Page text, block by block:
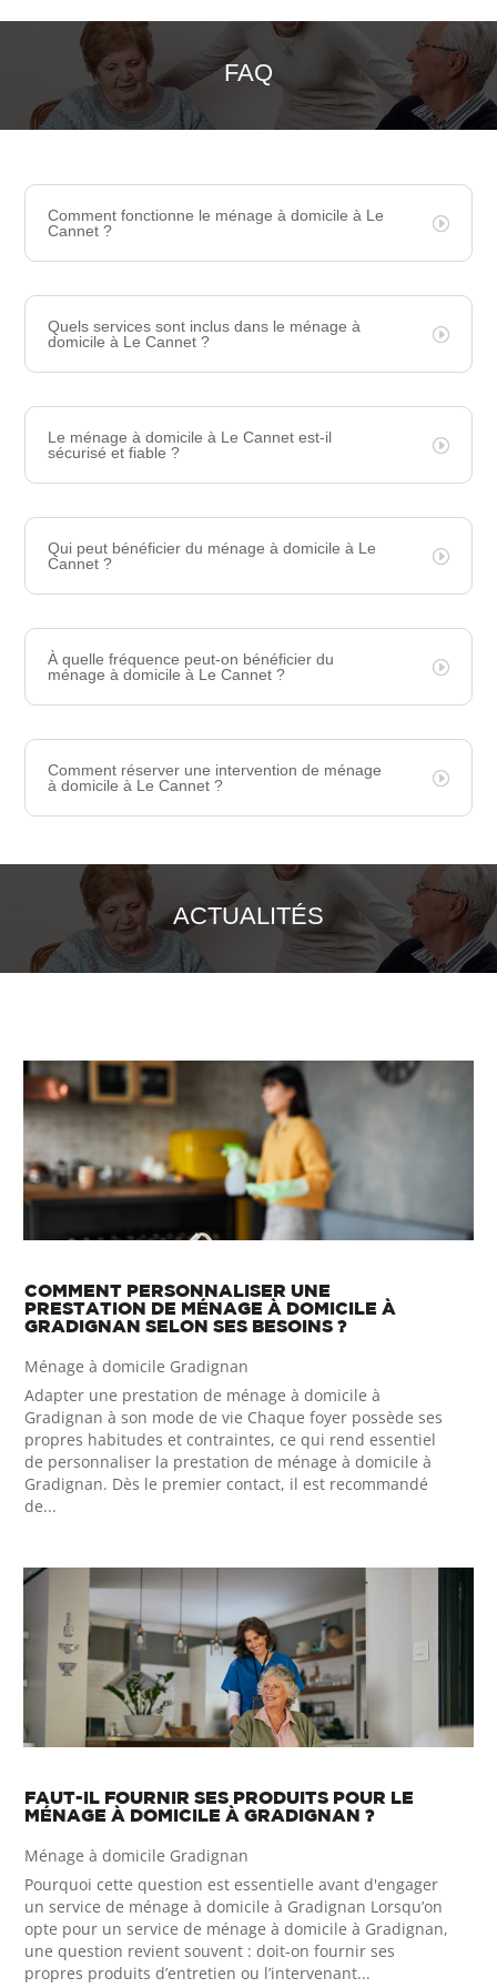
FAQ
Comment fonctionne le ménage à domicile à Le
Cannet ?
Quels services sont inclus dans le ménage à
domicile à Le Cannet ?
Le ménage à domicile à Le Cannet est-il
sécurisé et fiable ?
Qui peut bénéficier du ménage à domicile à Le
Cannet ?
À quelle fréquence peut-on bénéficier du
ménage à domicile à Le Cannet ?
Comment réserver une intervention de ménage
à domicile à Le Cannet ?
ACTUALITÉS
COMMENT PERSONNALISER UNE
PRESTATION DE MÉNAGE À DOMICILE À
GRADIGNAN SELON SES BESOINS ?
Ménage à domicile Gradignan
Adapter une prestation de ménage à domicile à
Gradignan à son mode de vie Chaque foyer possède ses
propres habitudes et contraintes, ce qui rend essentiel
de personnaliser la prestation de ménage à domicile à
Gradignan. Dès le premier contact, il est recommandé
de...
FAUT-IL FOURNIR SES PRODUITS POUR LE
MÉNAGE À DOMICILE À GRADIGNAN ?
Ménage à domicile Gradignan
Pourquoi cette question est essentielle avant d'engager
un service de ménage à domicile à Gradignan Lorsqu’on
opte pour un service de ménage à domicile à Gradignan,
une question revient souvent : doit-on fournir ses
propres produits d’entretien ou l’intervenant...